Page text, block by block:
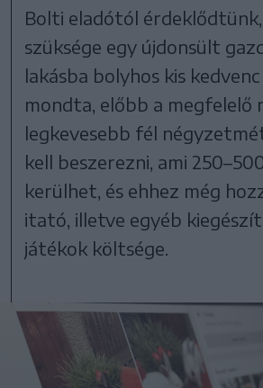
Bolti eladótól érdeklődtünk,
szüksége egy újdonsült
lakásba bolyhos kis
mondta, előbb a megfelelő
legkevesebb fél
kell beszerezni, ami
kerülhet, és ehhez még
itató, illetve egyéb
játékok költsége.